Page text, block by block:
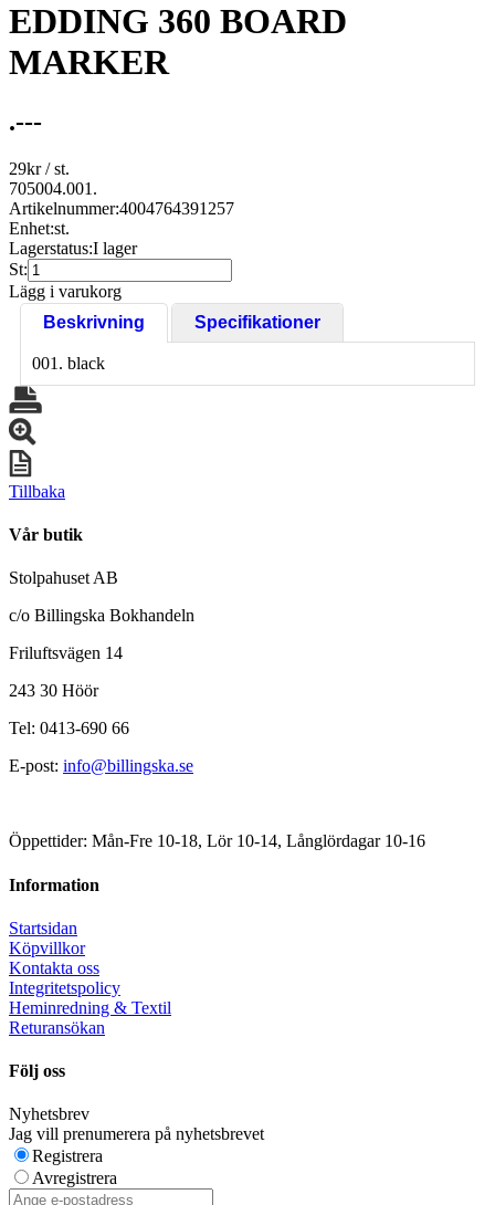
EDDING 360 BOARD
MARKER
.---
29kr/ st.
705004.001.
Artikelnummer:4004764391257
Enhet:st.
Lagerstatus:I lager
St:
Lägg i varukorg
Beskrivning
Specifikationer
001. black
Tillbaka
Vår butik
Stolpahuset AB
c/o Billingska Bokhandeln
Friluftsvägen 14
243 30 Höör
Tel: 0413-690 66
E-post: info@billingska.se
Öppettider: Mån-Fre 10-18, Lör 10-14, Långlördagar 10-16
Information
Startsidan
Köpvillkor
Kontakta oss
Integritetspolicy
Heminredning & Textil
Returansökan
Följ oss
Nyhetsbrev
Jag vill prenumerera på nyhetsbrevet
Registrera
Avregistrera